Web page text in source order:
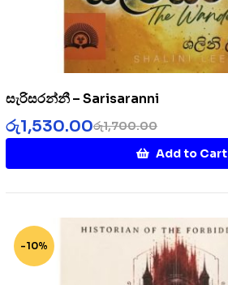
සැරිසරන්නී – Sarisaranni
රු1,700.00
රු1,530.00
Add to Cart
-10%